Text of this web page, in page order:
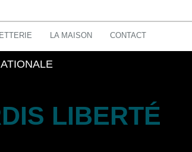
LA MAISON CONTACT
LIBERTÉ